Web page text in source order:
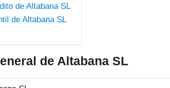
de Altabana SL
de Altabana SL
de Altabana SL